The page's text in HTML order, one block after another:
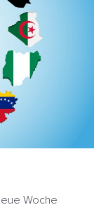
Woche